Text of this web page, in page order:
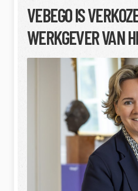
VEBEGO IS
WERKGEVER VAN